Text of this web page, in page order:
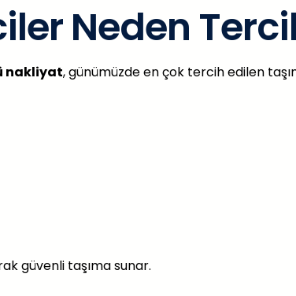
Neden
nakliyat, günümüzde en çok tercih edilen
güvenli taşıma sunar.